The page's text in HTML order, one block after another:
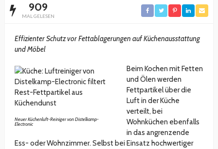
909
MAL GELESEN
Effizienter Schutz vor Fettablagerungen auf Küchenausstattung
und Möbel
Neuer Küchenluft-Reiniger von Distelkamp-
Electronic
Beim Kochen mit Fetten
und Ölen werden
Fettpartikel über die
Luft in der Küche
verteilt, bei
Wohnküchen ebenfalls
in das angrenzende
Ess- oder Wohnzimmer. Selbst bei Einsatz hochwertiger